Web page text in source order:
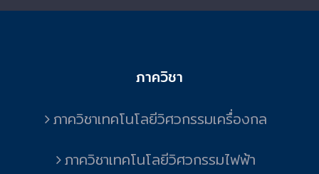
ภาควิชา
ภาควิชาเทคโนโลยีวิศวกรรมเครื่องกล
ภาควิชาเทคโนโลยีวิศวกรรมไฟฟ้า